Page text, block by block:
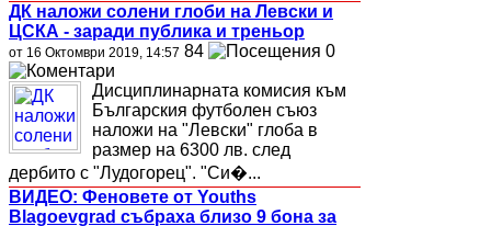
ДК наложи солени глоби на Левски и
ЦСКА - заради публика и треньор
от 16 Октомври 2019, 14:57 84 0
Дисциплинарната комисия към
Българския футболен съюз
наложи на "Левски" глоба в
размер на 6300 лв. след
дербито с "Лудогорец". "Си�...
ВИДЕО: Феновете от Youths
Blagoevgrad събраха близо 9 бона за